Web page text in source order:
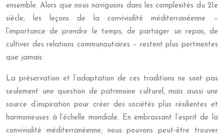
ensemble. Alors que nous naviguons dans les complexités du 21e
siècle, les leçons de la convivialité méditerranéenne –
l’importance de prendre le temps, de partager un repas, de
cultiver des relations communautaires – restent plus pertinentes
que jamais.
La préservation et l’adaptation de ces traditions ne sont pas
seulement une question de patrimoine culturel, mais aussi une
source d’inspiration pour créer des sociétés plus résilientes et
harmonieuses à l’échelle mondiale. En embrassant l’esprit de la
convivialité méditerranéenne, nous pouvons peut-être trouver